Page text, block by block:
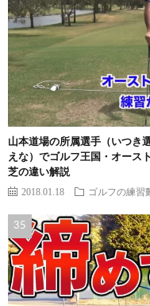
山本道場の所属選手（いつき
えな）でゴルフ王国・オース
芝の違い解説
2018.01.18 ゴルフの練習